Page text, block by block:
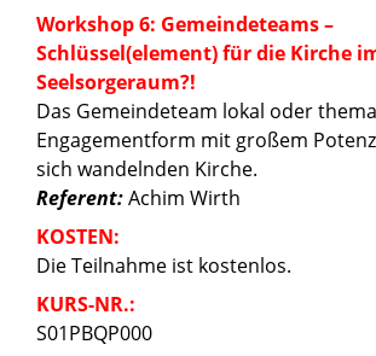
Workshop 6: Gemeindeteams –
Schlüssel(element) für die Kirche
Seelsorgeraum?!
Das Gemeindeteam lokal oder
Engagementform mit großem
sich wandelnden Kirche.
Referent:Achim Wirth
KOSTEN:
Die Teilnahme ist kostenlos.
KURS-NR.:
S01PBQP000